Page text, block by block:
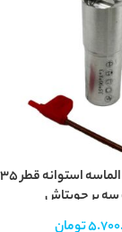
چوب ساب کاتر الماسه استوانه قطر 35
پر چوبتاش
تومان